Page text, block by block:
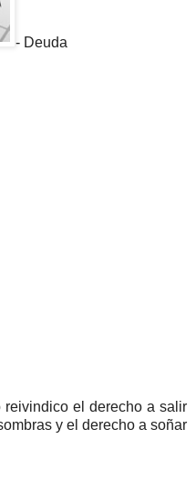
- Deuda
reivindico el derecho a salir
y el derecho a soñar